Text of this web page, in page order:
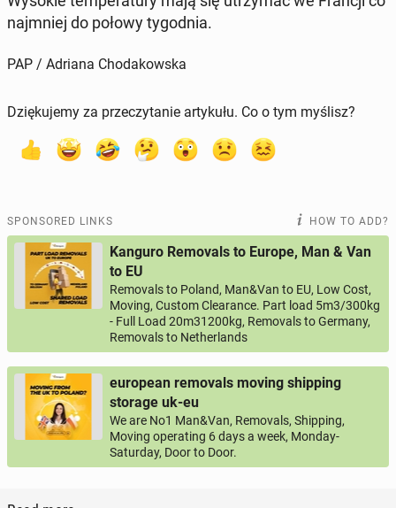
na­jm­niej do połowy ty­god­nia.
PAP / Adriana Chodakowska
Dziękujemy za przeczytanie artykułu. Co o tym myślisz?
SPONSORED LINKS HOW TO ADD?
Kanguro Removals to Europe, Man & Van
to EU
Removals to Poland, Man&Van to EU, Low Cost,
Moving, Custom Clearance. Part load 5m3/300kg
- Full Load 20m31200kg, Removals to Germany,
Removals to Netherlands
european removals moving shipping
storage uk-eu
We are No1 Man&Van, Removals, Shipping,
Moving operating 6 days a week, Monday-
Saturday, Door to Door.